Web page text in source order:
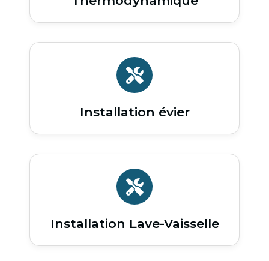
Installation évier
Installation Lave-Vaisselle